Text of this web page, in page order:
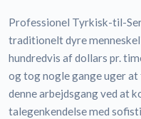
Professionel Tyrkisk-til-
traditionelt dyre
hundredvis af dollars pr.
og tog nogle gange uger
denne arbejdsgang ved at
talegenkendelse med